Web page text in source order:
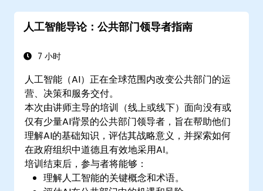
人工智能导论：公共部门领导者指南
7 小时
人工智能（AI）正在全球范围内改变公共部门的运
营、决策和服务交付。
本次由讲师主导的培训（线上或线下）面向没有或
仅有少量AI背景的公共部门领导者，旨在帮助他们
理解AI的基础知识，评估其战略意义，并探索如何
在政府组织中道德且有效地采用AI。
培训结束后，参与者将能够：
理解人工智能的关键概念和术语。